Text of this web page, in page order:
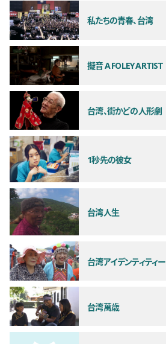
私たちの青春、台湾
擬音 A FOLEY ARTIST
台湾、街かどの人形劇
1秒先の彼女
台湾人生
台湾アイデンティティー
台湾萬歳